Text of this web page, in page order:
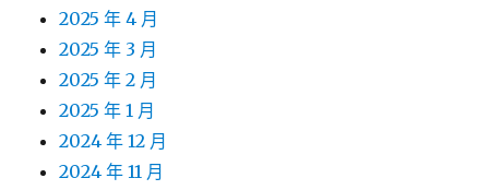
2025 年 4 月
2025 年 3 月
2025 年 2 月
2025 年 1 月
2024 年 12 月
2024 年 11 月